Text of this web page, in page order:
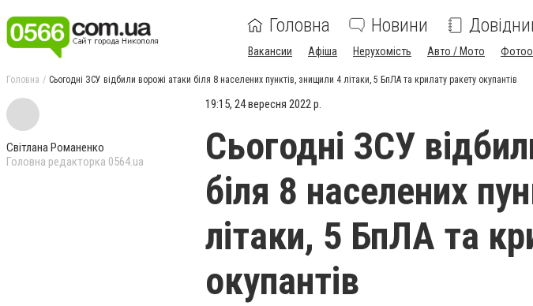
Головна Новини
Вакансии Афіша Нерухомість Авто / Мото
Головна Сьогодні ЗСУ відбили ворожі атаки біля 8 населених пунктів, знищили 4 літаки, 5 БпЛА та крилату ракету окупантів
Світлана Романенко
Головна редакторка 0564.ua
19:15, 24 вересня 2022 р.
Сьогодні ЗСУ
біля 8 населених
літаки, 5 БпЛА та
окупантів